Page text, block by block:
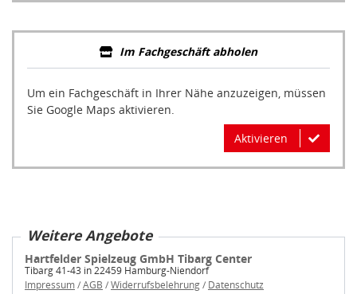
Im Fachgeschäft abholen
Um ein Fachgeschäft in Ihrer Nähe anzuzeigen, müssen
Sie Google Maps aktivieren.
Aktivieren
Weitere Angebote
Hartfelder Spielzeug GmbH Tibarg Center
Tibarg 41-43 in 22459 Hamburg-Niendorf
Impressum/AGB /Widerrufsbelehrung/ Datenschutz